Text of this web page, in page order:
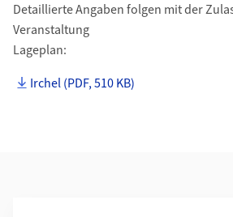
Detaillierte Angaben folgen mit der
Veranstaltung
Lageplan:
Irchel (PDF, 510 KB)